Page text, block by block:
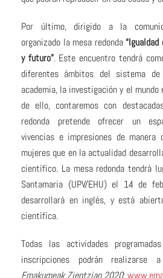
Por último, dirigido a la
organizado la mesa redonda
y futuro”. Este encuentro tendrá
diferentes ámbitos del sistema
academia, la investigación y el mundo
de ello, contaremos con
redonda pretende ofrecer un
vivencias e impresiones de manera
mujeres que en la actualidad
científico. La mesa redonda tendrá
Santamaria (UPV/EHU) el 14 de
desarrollará en inglés, y está
científica.
Todas las actividades
inscripciones podrán
Emakumeak Zientzian 2020: